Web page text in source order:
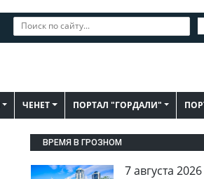
ЧЕНЕТ ПОРТАЛ "ГОРДАЛИ"
ВРЕМЯ В ГРОЗНОМ
7 августа 2026